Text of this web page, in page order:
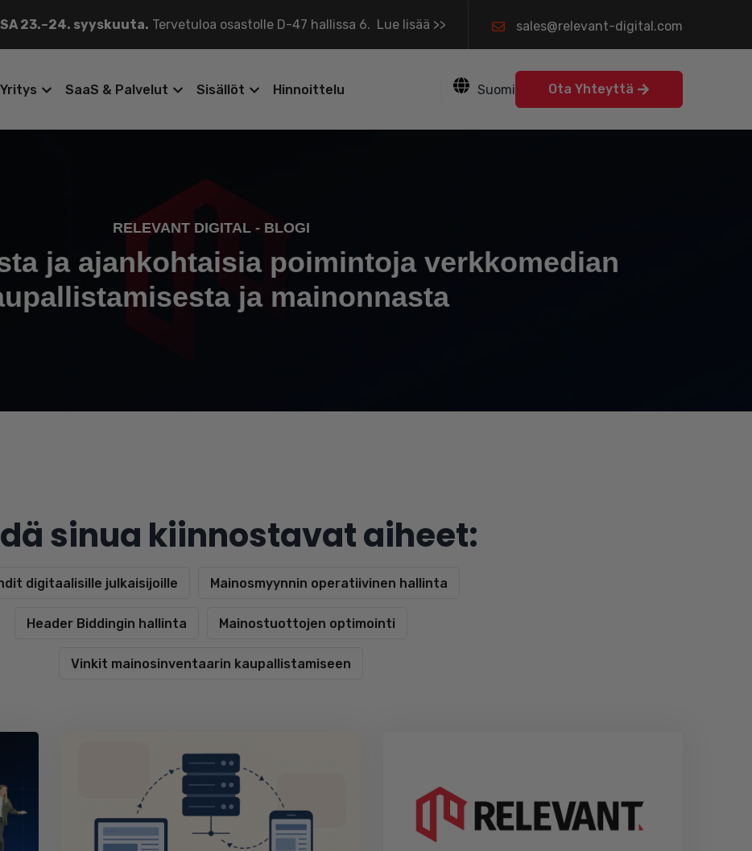
23.–24. syyskuuta. Tervetuloa osastolle D-47 hallissa 6. Lue lisää >> sales@relevant-digital.com
Yritys SaaS & Palvelut Sisällöt Hinnoittelu Suomi Ota Yhteyttä
RELEVANT DIGITAL - BLOGI
ja ajankohtaisia poimintoja verkkomedian
ja mainonnasta
sinua kiinnostavat aiheet:
digitaalisille julkaisijoille Mainosmyynnin operatiivinen hallinta
Header Biddingin hallinta Mainostuottojen optimointi
Vinkit mainosinventaarin kaupallistamiseen